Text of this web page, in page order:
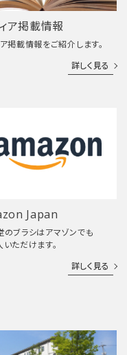
ア掲載情報
掲載情報をご紹介します。
詳しく見る
Japan
のブラシはアマゾンでも
いただけます。
詳しく見る